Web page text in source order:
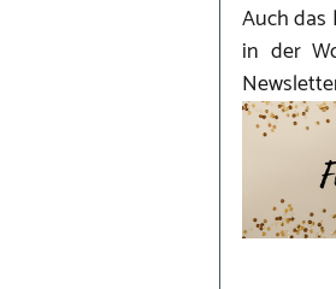
Auch das
in der